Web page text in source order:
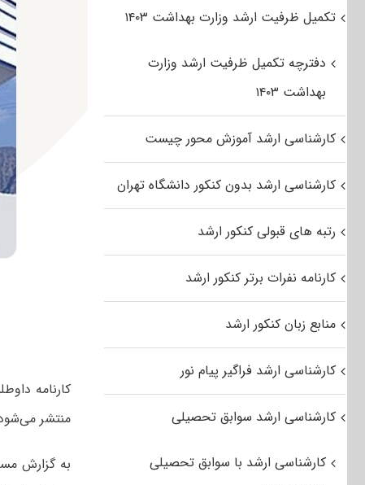
منتشر
به گزارش
تکمیل ظرفیت ارشد وزارت بهداشت ۱۴۰۳
دفترچه تکمیل ظرفیت ارشد وزارت
بهداشت ۱۴۰۳
کارشناسی ارشد آموزش محور چیست
کارشناسی ارشد بدون کنکور دانشگاه تهران
رتبه های قبولی کنکور ارشد
کارنامه نفرات برتر کنکور ارشد
منابع زبان کنکور ارشد
کارشناسی ارشد فراگیر پیام نور
کارشناسی ارشد سوابق تحصیلی
کارشناسی ارشد با سوابق تحصیلی